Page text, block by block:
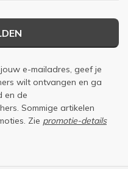
e-mailadres, geef je
wilt ontvangen en ga
en de
Sommige artikelen
Zie promotie-details